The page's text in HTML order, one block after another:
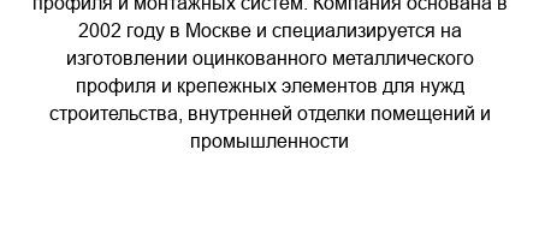
2002 году в Москве и специализируется на
изготовлении оцинкованного металлического
профиля и крепежных элементов для нужд
строительства, внутренней отделки помещений и
промышленности